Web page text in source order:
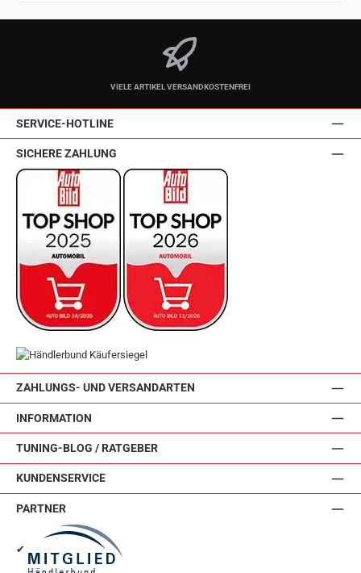
VIELE ARTIKEL VERSANDKOSTENFREI
SERVICE-HOTLINE
ZAHLUNGS- UND VERSANDARTEN
INFORMATION
TUNING-BLOG / RATGEBER
KUNDENSERVICE
SICHERE ZAHLUNG
PARTNER
✔